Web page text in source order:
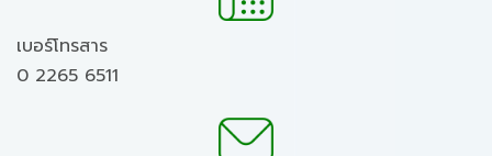
เบอร์โทรสาร
0 2265 6511